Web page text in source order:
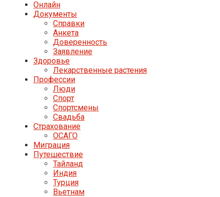
Онлайн
Документы
Справки
Анкета
Доверенность
Заявление
Здоровье
Лекарственные растения
Профессии
Люди
Спорт
Спортсмены
Свадьба
Страхование
ОСАГО
Миграция
Путешествие
Тайланд
Индия
Турция
Вьетнам